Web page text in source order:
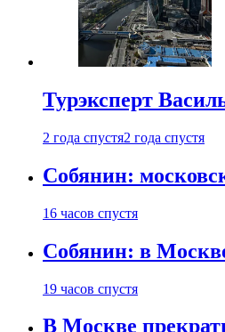
Турэксперт
2 года спустя2 года спустя
Собянин:
16 часов спустя
Собянин: в
19 часов спустя
В Москве